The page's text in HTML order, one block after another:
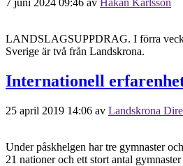
LANDSLAGSUPPDRAG. I förra
Sverige är två från Landskrona.
Internationell
25 april 2019 14:06 av Landskrona
Under påskhelgen har tre gymnaster
21 nationer och ett stort antal